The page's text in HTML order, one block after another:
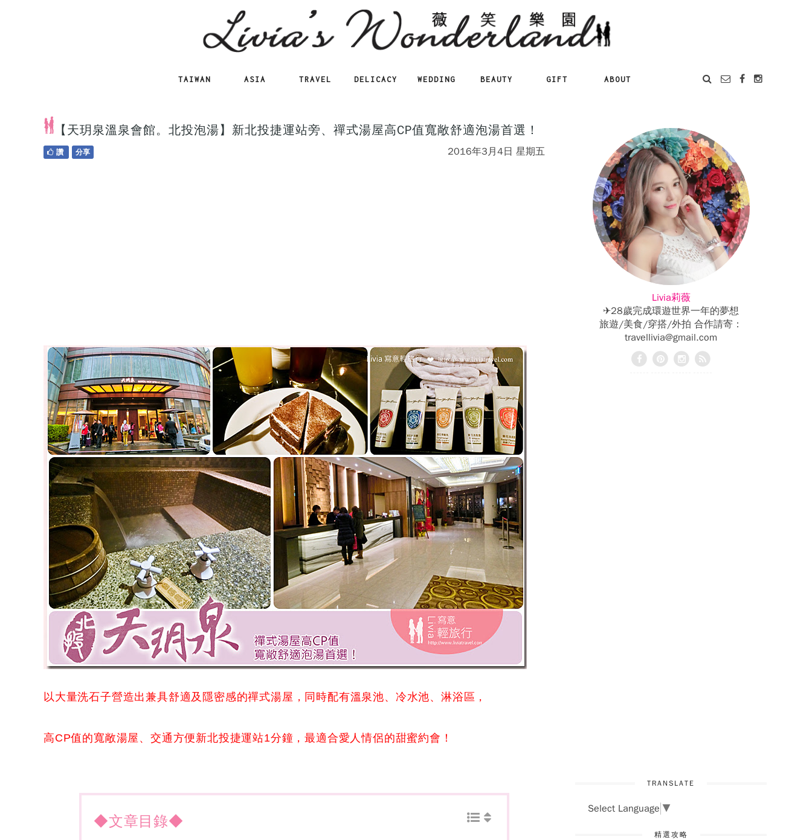
TAIWAN ASIA TRAVEL DELICACY WEDDING BEAUTY GIFT ABOUT
【天玥泉溫泉會館。北投泡湯】新北投捷運站旁、禪式湯屋高CP值寬敞舒適泡湯首選！
2016年3月4日 星期五
讚 分享
以大量洗石子營造出兼具舒適及隱密感的禪式湯屋，同時配有溫泉池、冷水池、淋浴區，
高CP值的寬敞湯屋、交通方便新北投捷運站1分鐘，最適合愛人情侶的甜蜜約會！
◆文章目錄◆
Livia莉薇
✈28歲完成環遊世界一年的夢想
旅遊/美食/穿搭/外拍 合作請寄：
travellivia@gmail.com
TRANSLATE
Select Language ▼
精選攻略